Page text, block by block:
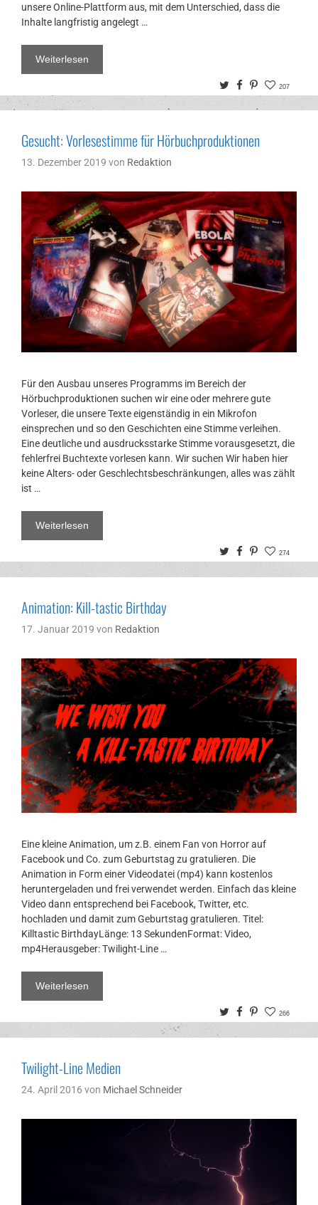
unsere Online-Plattform aus, mit dem Unterschied, dass die
Inhalte langfristig angelegt …
Weiterlesen
TwitterFacebook
Pinterest
207
Gesucht: Vorlesestimme für Hörbuchproduktionen
13. Dezember 2019 von Redaktion
Für den Ausbau unseres Programms im Bereich der
Hörbuchproduktionen suchen wir eine oder mehrere gute
Vorleser, die unsere Texte eigenständig in ein Mikrofon
einsprechen und so den Geschichten eine Stimme verleihen.
Eine deutliche und ausdrucksstarke Stimme vorausgesetzt, die
fehlerfrei Buchtexte vorlesen kann. Wir suchen Wir haben hier
keine Alters- oder Geschlechtsbeschränkungen, alles was zählt
ist …
Weiterlesen
TwitterFacebook
Pinterest
274
Animation: Kill-tastic Birthday
17. Januar 2019 von Redaktion
Eine kleine Animation, um z.B. einem Fan von Horror auf
Facebook und Co. zum Geburtstag zu gratulieren. Die
Animation in Form einer Videodatei (mp4) kann kostenlos
heruntergeladen und frei verwendet werden. Einfach das kleine
Video dann entsprechend bei Facebook, Twitter, etc.
hochladen und damit zum Geburtstag gratulieren. Titel:
Killtastic BirthdayLänge: 13 SekundenFormat: Video,
mp4Herausgeber: Twilight-Line …
Weiterlesen
TwitterFacebook
Pinterest
266
Twilight-Line Medien
24. April 2016 von Michael Schneider